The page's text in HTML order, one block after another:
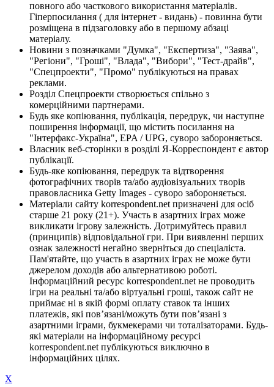
повного або часткового використання матеріалів.
Гіперпосилання ( для інтернет - видань) - повинна бути
розміщена в підзаголовку або в першому абзаці
матеріалу.
Новини з позначками "Думка", "Експертиза", "Заява",
"Регіони", "Гроші", "Влада", "Вибори", "Тест-драйв",
"Спецпроекти", "Промо" публікуються на правах
реклами.
Розділ Спецпроекти створюється спільно з
комерційними партнерами.
Будь яке копіювання, публікація, передрук, чи наступне
поширення інформації, що містить посилання на
"Інтерфакс-Україна", EPA / UPG, суворо забороняється.
Власник веб-сторінки в розділі Я-Корреспондент є автор
публікації.
Будь-яке копіювання, передрук та відтворення
фотографічних творів та/або аудіовізуальних творів
правовласника Getty Images - суворо забороняється.
Матеріали сайту korrespondent.net призначені для осіб
старше 21 року (21+). Участь в азартних іграх може
викликати ігрову залежність. Дотримуйтесь правил
(принципів) відповідальної гри. При виявленні перших
ознак залежності негайно зверніться до спеціаліста.
Пам'ятайте, що участь в азартних іграх не може бути
джерелом доходів або альтернативою роботі.
Інформаційний ресурс korrespondent.net не проводить
ігри на реальні та/або віртуальні гроші, також сайт не
приймає ні в якій формі оплату ставок та інших
платежів, які пов’язані/можуть бути пов’язані з
азартними іграми, букмекерами чи тоталізаторами. Будь-
які матеріали на інформаційному ресурсі
korrespondent.net публікуються виключно в
інформаційних цілях.
X